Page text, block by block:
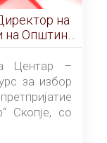
Центар –
за избор
Скопје, со